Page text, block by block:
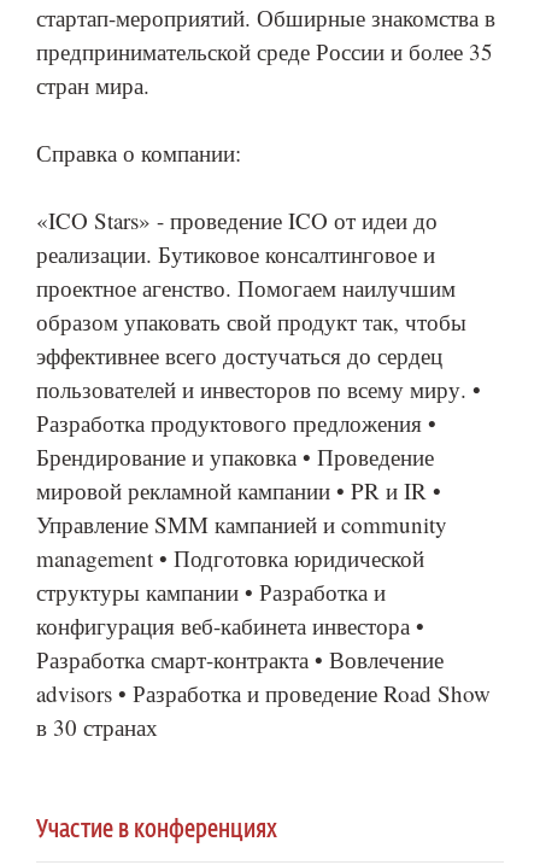
стартап-мероприятий. Обширные знакомства в
предпринимательской среде России и более 35
стран мира.
Справка о компании:
«ICO Stars» - проведение ICO от идеи до
реализации. Бутиковое консалтинговое и
проектное агенство. Помогаем наилучшим
образом упаковать свой продукт так, чтобы
эффективнее всего достучаться до сердец
пользователей и инвесторов по всему миру. •
Разработка продуктового предложения •
Брендирование и упаковка • Проведение
мировой рекламной кампании • PR и IR •
Управление SMM кампанией и community
management • Подготовка юридической
структуры кампании • Разработка и
конфигурация веб-кабинета инвестора •
Разработка смарт-контракта • Вовлечение
advisors • Разработка и проведение Road Show
в 30 странах
Участие в конференциях